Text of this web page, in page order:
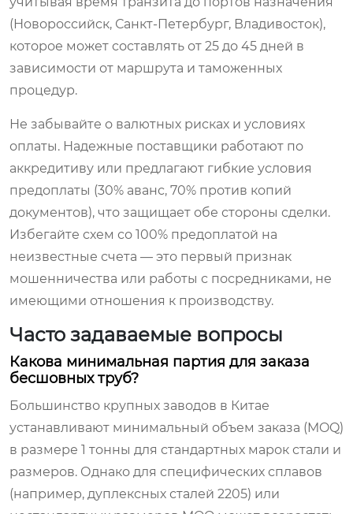
(Новороссийск, Санкт-Петербург, Владивосток),
которое может составлять от 25 до 45 дней в
зависимости от маршрута и таможенных
процедур.
Не забывайте о валютных рисках и условиях
оплаты. Надежные поставщики работают по
аккредитиву или предлагают гибкие условия
предоплаты (30% аванс, 70% против копий
документов), что защищает обе стороны сделки.
Избегайте схем со 100% предоплатой на
неизвестные счета — это первый признак
мошенничества или работы с посредниками, не
имеющими отношения к производству.
Часто задаваемые вопросы
Какова минимальная партия для заказа
бесшовных труб?
Большинство крупных заводов в Китае
устанавливают минимальный объем заказа (MOQ)
в размере 1 тонны для стандартных марок стали и
размеров. Однако для специфических сплавов
(например, дуплексных сталей 2205) или